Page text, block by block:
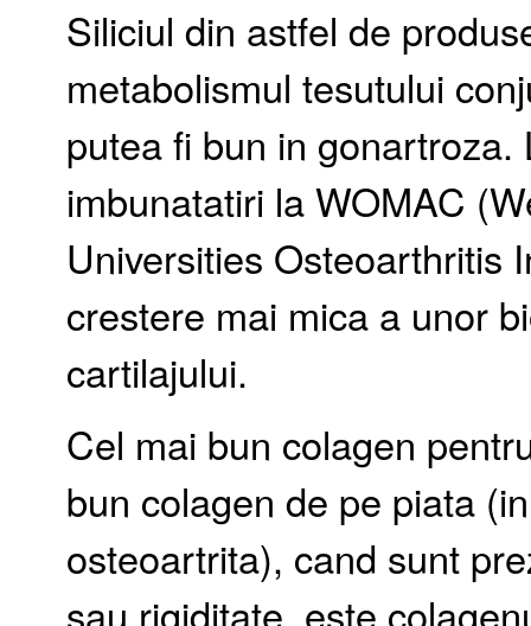
Siliciul din astfel de
metabolismul tesutului
putea fi bun in
imbunatatiri la WOMAC
Universities Osteoarthritis
crestere mai mica a unor
cartilajului.
Cel mai bun colagen
bun colagen de pe piata
osteoartrita), cand sunt
sau rigiditate, este